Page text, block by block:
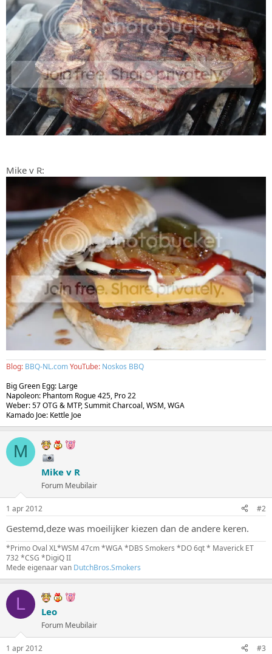
Mike v R:
Blog: BBQ-NL.comYouTube: Noskos BBQ
Big Green Egg: Large
Napoleon: Phantom Rogue 425, Pro 22
Weber: 57 OTG & MTP, Summit Charcoal, WSM, WGA
Kamado Joe: Kettle Joe
M
Mike v R
Forum Meubilair
1 apr 2012 #2
Gestemd,deze was moeilijker kiezen dan de andere keren.
*Primo Oval XL*WSM 47cm *WGA *DBS Smokers *DO 6qt * Maverick ET
732 *CSG *DigiQ II
Mede eigenaar van DutchBros.Smokers
L Leo
Forum Meubilair
1 apr 2012 #3